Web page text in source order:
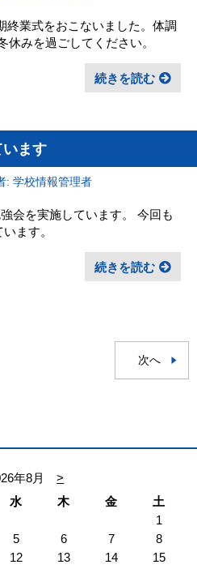
終業式をおこないました。体調
みを過ごしてください。
続きを読む
ます
: 学校情報管理者
を実施しています。 今回も
ます。
続きを読む
次へ
年8月
>
水 木 金
土
1
5 6 7
8
12 13 14
15